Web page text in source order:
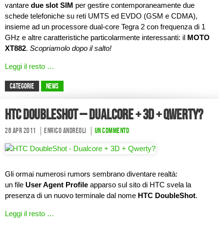
vantare due slot SIM per gestire contemporaneamente due
schede telefoniche su reti UMTS ed EVDO (GSM e CDMA),
insieme ad un processore dual-core Tegra 2 con frequenza di 1
GHz e altre caratteristiche particolarmente interessanti: il MOTO
XT882. Scopriamolo dopo il salto!
Leggi il resto …
CATEGORIE News
HTC DoubleShot – Dualcore + 3D + Qwerty?
26 Apr 2011 Enrico Andreoli Un commento
Gli ormai numerosi rumors sembrano diventare realtà:
un file User Agent Profile apparso sul sito di HTC svela la
presenza di un nuovo terminale dal nome HTC DoubleShot.
Leggi il resto …